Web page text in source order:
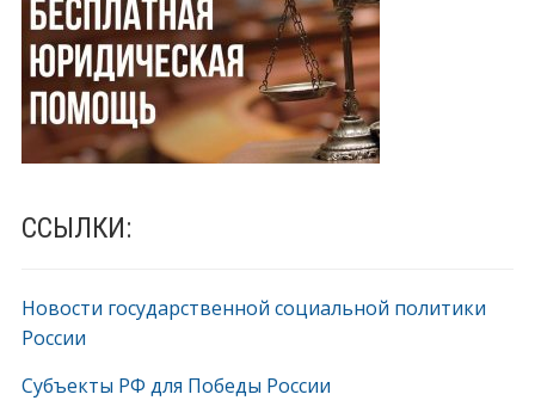
ССЫЛКИ:
Новости государственной социальной политики
России
Субъекты РФ для Победы России